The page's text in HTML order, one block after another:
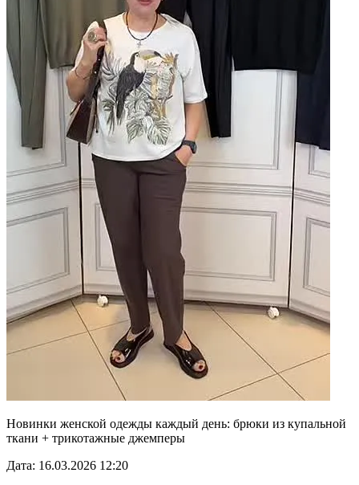
Новинки женской одежды каждый день: брюки из купальной
ткани + трикотажные джемперы
Дата: 16.03.2026 12:20